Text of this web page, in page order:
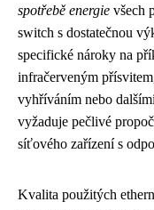
spotřebě energie všech
switch s dostatečnou
specifické nároky na
infračerveným
vyhříváním nebo
vyžaduje pečlivé
síťového zařízení s
Kvalita použitých